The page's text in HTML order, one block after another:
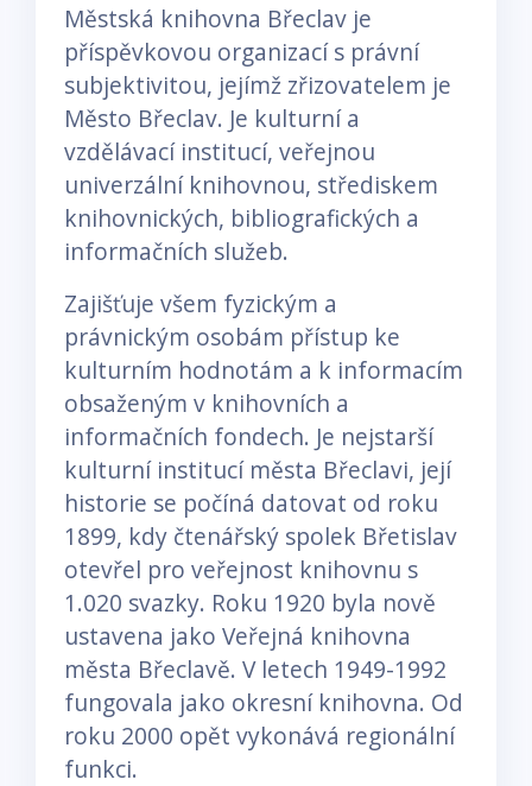
Městská knihovna Břeclav je
příspěvkovou organizací s právní
subjektivitou, jejímž zřizovatelem je
Město Břeclav. Je kulturní a
vzdělávací institucí, veřejnou
univerzální knihovnou, střediskem
knihovnických, bibliografických a
informačních služeb.
Zajišťuje všem fyzickým a
právnickým osobám přístup ke
kulturním hodnotám a k informacím
obsaženým v knihovních a
informačních fondech. Je nejstarší
kulturní institucí města Břeclavi, její
historie se počíná datovat od roku
1899, kdy čtenářský spolek Břetislav
otevřel pro veřejnost knihovnu s
1.020 svazky. Roku 1920 byla nově
ustavena jako Veřejná knihovna
města Břeclavě. V letech 1949-1992
fungovala jako okresní knihovna. Od
roku 2000 opět vykonává regionální
funkci.